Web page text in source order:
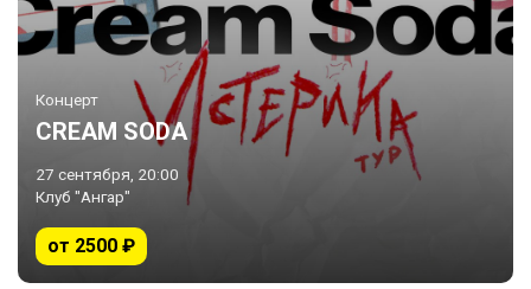
Концерт
CREAM SODA
27 сентября, 20:00
Клуб "Ангар"
от 2500 ₽